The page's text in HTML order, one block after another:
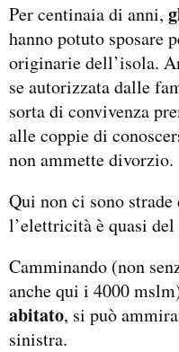
Per centinaia di anni,
hanno potuto sposare
originarie dell’isola.
se autorizzata dalle
sorta di convivenza
alle coppie di
non ammette divorzio.
Qui non ci sono
l’elettricità è quasi del
Camminando (non
anche qui i 4000
abitato, si può
sinistra.